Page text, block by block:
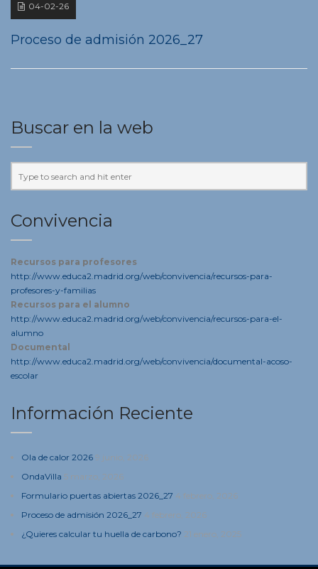
04-02-26
Proceso de admisión 2026_27
Buscar en la web
Convivencia
Recursos para profesores
http://www.educa2.madrid.org/web/convivencia/recursos-para-
profesores-y-familias
Recursos para el alumno
http://www.educa2.madrid.org/web/convivencia/recursos-para-el-
alumno
Documental
http://www.educa2.madrid.org/web/convivencia/documental-acoso-
escolar
Información Reciente
Ola de calor 2026 9 junio, 2026
OndaVilla 5 marzo, 2026
Formulario puertas abiertas 2026_27 4 febrero, 2026
Proceso de admisión 2026_27 4 febrero, 2026
¿Quieres calcular tu huella de carbono? 21 enero, 2025